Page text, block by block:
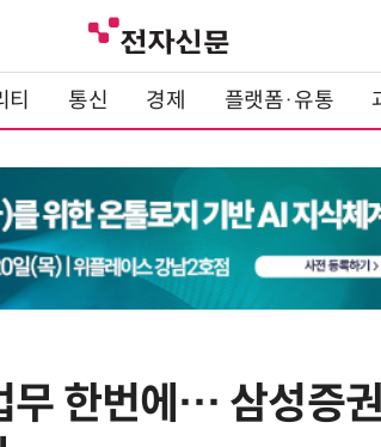
티 통신 경제 플랫폼·유통
무 한번에… 삼성증